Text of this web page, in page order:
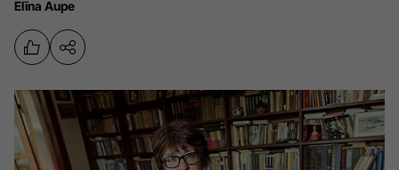
Veselība
Ģimene
Vide
Sports
Drošība
Sarunas
Pasākumi
Elīna Aupe